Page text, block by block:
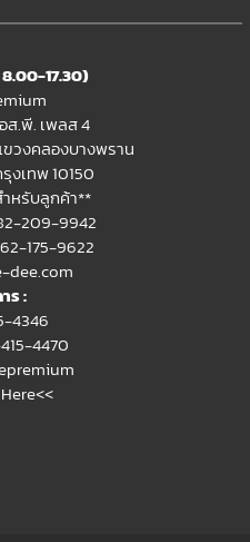
17.30)
ส.พี. เพลส 4
วงคลองบางพราน
งเทพ 10150
หรับลูกค้า**
209-9942
175-9622
dee.com
ร :
4346
4470